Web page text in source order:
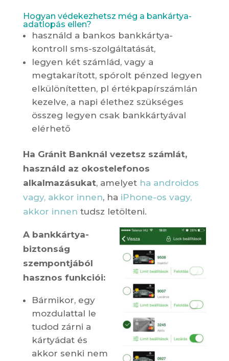
Hogyan védekezhetsz még a bankártya-
adatlopás ellen?
használd a bankos bankkártya-
kontroll sms-szolgáltatását,
legyen két számlád, vagy a
megtakarított, spórolt pénzed legyen
elkülönítetten, pl értékpapírszámlán
kezelve, a napi élethez szükséges
összeg legyen csak bankkártyával
elérhető
Ha Gránit Banknál vezetsz számlát,
használd az okostelefonos
alkalmazásukat, amelyet ha androidos
vagy, akkor innen, ha iPhone-os vagy,
akkor innen tudsz letölteni.
A bankkártya-
biztonság
szempontjából
hasznos funkciói:
Bármikor, egy
mozdulattal le
tudod zárni a
kártyádat és
akkor senki nem